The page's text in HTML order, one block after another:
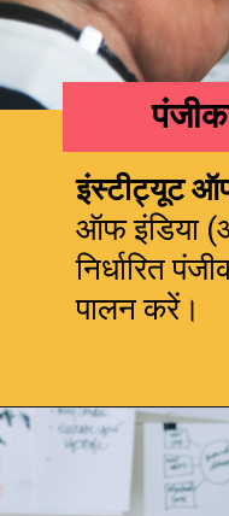
इंस्टीट्यूट
ऑफ इंडिया
निर्धारित
पालन करें।